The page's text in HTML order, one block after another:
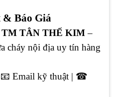
& Báo Giá
TM TÂN THẾ KIM–
cháy nội địa uy tín hàng
📧 Email kỹ thuật | ☎